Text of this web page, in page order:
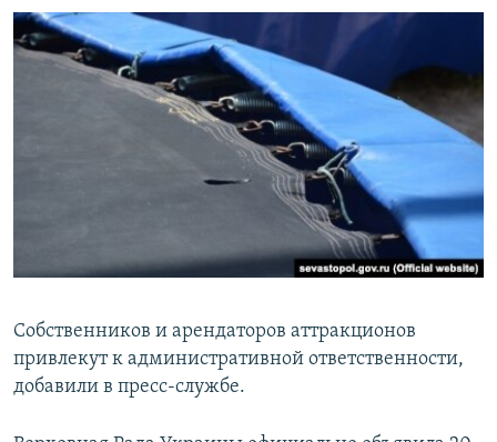
Собственников и арендаторов аттракционов
привлекут к административной ответственности,
добавили в пресс-службе.